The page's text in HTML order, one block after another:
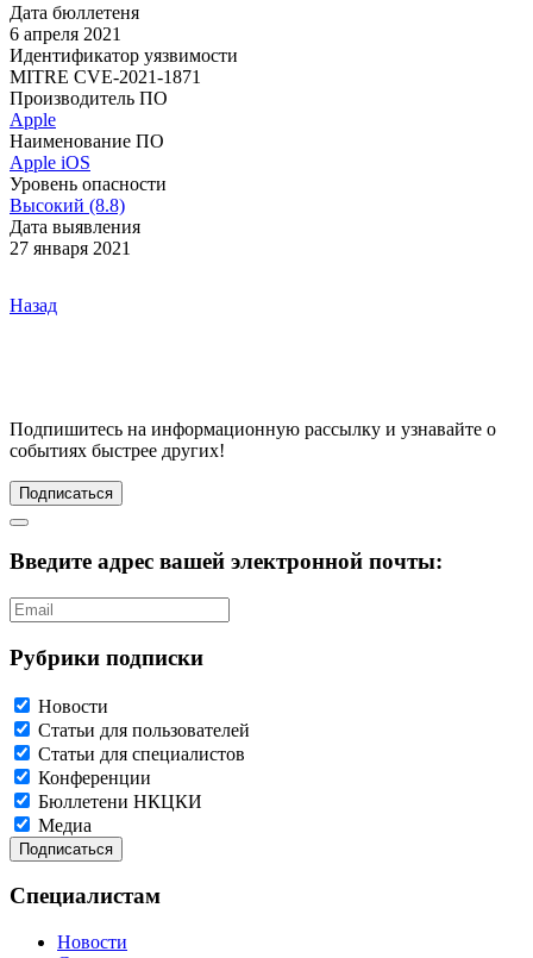
Дата бюллетеня
6 апреля 2021
Идентификатор уязвимости
MITRE CVE-2021-1871
Производитель ПО
Apple
Наименование ПО
Apple iOS
Уровень опасности
Высокий (8.8)
Дата выявления
27 января 2021
Назад
Подпишитесь на информационную рассылку и узнавайте о
событиях быстрее других!
Подписаться
Введите адрес вашей электронной почты:
Рубрики подписки
Новости
Статьи для пользователей
Статьи для специалистов
Конференции
Бюллетени НКЦКИ
Медиа
Специалистам
Новости